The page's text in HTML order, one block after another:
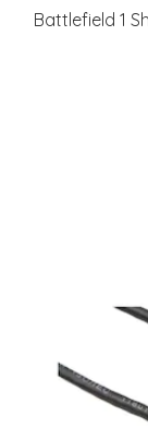
Battlefield 1